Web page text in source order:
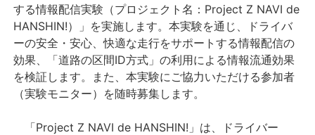
する情報配信実験（プロジェクト名：Project Z NAVI de
HANSHIN!）」を実施します。本実験を通じ、ドライバ
ーの安全・安心、快適な走行をサポートする情報配信の
効果、「道路の区間ID方式」の利用による情報流通効果
を検証します。また、本実験にご協力いただける参加者
（実験モニター）を随時募集します。
「Project Z NAVI de HANSHIN!」は、ドライバー